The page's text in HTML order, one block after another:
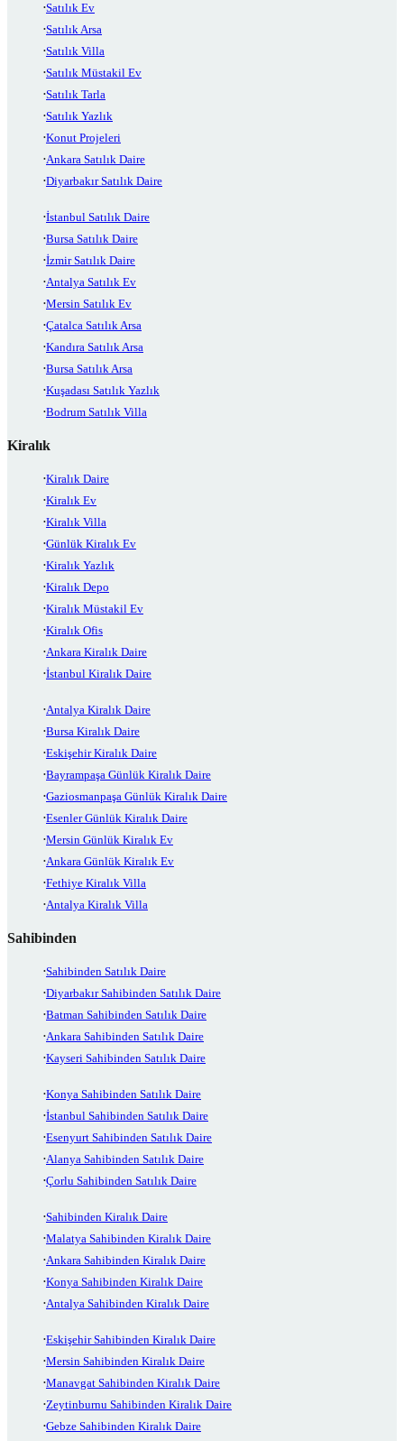
Satılık Ev
Satılık Arsa
Satılık Villa
Satılık Müstakil Ev
Satılık Tarla
Satılık Yazlık
Konut Projeleri
Ankara Satılık Daire
Diyarbakır Satılık Daire
İstanbul Satılık Daire
Bursa Satılık Daire
İzmir Satılık Daire
Antalya Satılık Ev
Mersin Satılık Ev
Çatalca Satılık Arsa
Kandıra Satılık Arsa
Bursa Satılık Arsa
Kuşadası Satılık Yazlık
Bodrum Satılık Villa
Kiralık
Kiralık Daire
Kiralık Ev
Kiralık Villa
Günlük Kiralık Ev
Kiralık Yazlık
Kiralık Depo
Kiralık Müstakil Ev
Kiralık Ofis
Ankara Kiralık Daire
İstanbul Kiralık Daire
Antalya Kiralık Daire
Bursa Kiralık Daire
Eskişehir Kiralık Daire
Bayrampaşa Günlük Kiralık Daire
Gaziosmanpaşa Günlük Kiralık Daire
Esenler Günlük Kiralık Daire
Mersin Günlük Kiralık Ev
Ankara Günlük Kiralık Ev
Fethiye Kiralık Villa
Antalya Kiralık Villa
Sahibinden
Sahibinden Satılık Daire
Diyarbakır Sahibinden Satılık Daire
Batman Sahibinden Satılık Daire
Ankara Sahibinden Satılık Daire
Kayseri Sahibinden Satılık Daire
Konya Sahibinden Satılık Daire
İstanbul Sahibinden Satılık Daire
Esenyurt Sahibinden Satılık Daire
Alanya Sahibinden Satılık Daire
Çorlu Sahibinden Satılık Daire
Sahibinden Kiralık Daire
Malatya Sahibinden Kiralık Daire
Ankara Sahibinden Kiralık Daire
Konya Sahibinden Kiralık Daire
Antalya Sahibinden Kiralık Daire
Eskişehir Sahibinden Kiralık Daire
Mersin Sahibinden Kiralık Daire
Manavgat Sahibinden Kiralık Daire
Zeytinburnu Sahibinden Kiralık Daire
Gebze Sahibinden Kiralık Daire